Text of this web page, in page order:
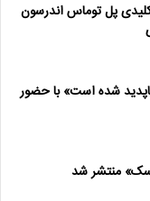
پل توماس اندرسون
شده است» با حضور
منتشر شد